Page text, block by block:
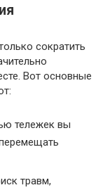
сократить
Вот основные
тележек вы
травм,